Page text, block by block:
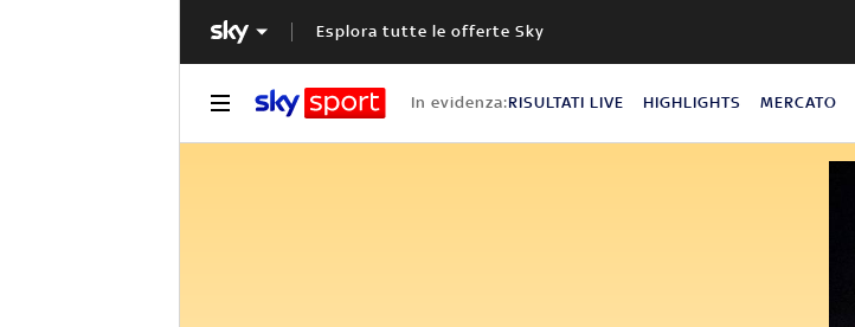
Esplora tutte le offerte Sky
In evidenza:RISULTATI LIVE HIGHLIGHTS MERCATO